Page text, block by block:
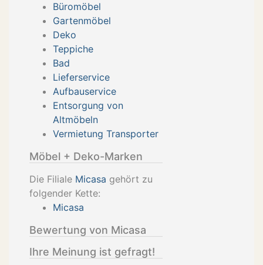
Büromöbel
Gartenmöbel
Deko
Teppiche
Bad
Lieferservice
Aufbauservice
Entsorgung von
Altmöbeln
Vermietung Transporter
Möbel + Deko-Marken
Die Filiale Micasa gehört zu
folgender Kette:
Micasa
Bewertung von Micasa
Ihre Meinung ist gefragt!